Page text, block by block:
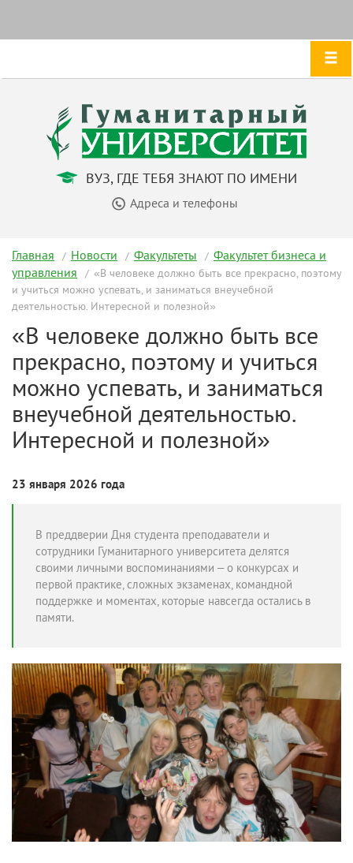
ВУЗ, ГДЕ ТЕБЯ ЗНАЮТ ПО ИМЕНИ
Адреса и телефоны
Главная Новости Факультеты
Факультет бизнеса и
управления
«В человеке должно быть все прекрасно, поэтому
и учиться можно успевать, и заниматься внеучебной
деятельностью. Интересной и полезной»
«В человеке должно быть все
прекрасно, поэтому и учиться
можно успевать, и заниматься
внеучебной деятельностью.
Интересной и полезной»
23 января 2026 года
В преддверии Дня студента преподаватели и
сотрудники Гуманитарного университета делятся
своими личными воспоминаниями – о конкурсах и
первой практике, сложных экзаменах, командной
поддержке и моментах, которые навсегда остались в
памяти.